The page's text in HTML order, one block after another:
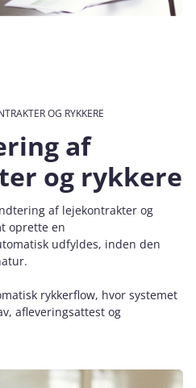
OG RYKKERE
af
og rykkere
af lejekontrakter og
oprette en
udfyldes, inden den
rykkerflow, hvor systemet
afleveringsattest og